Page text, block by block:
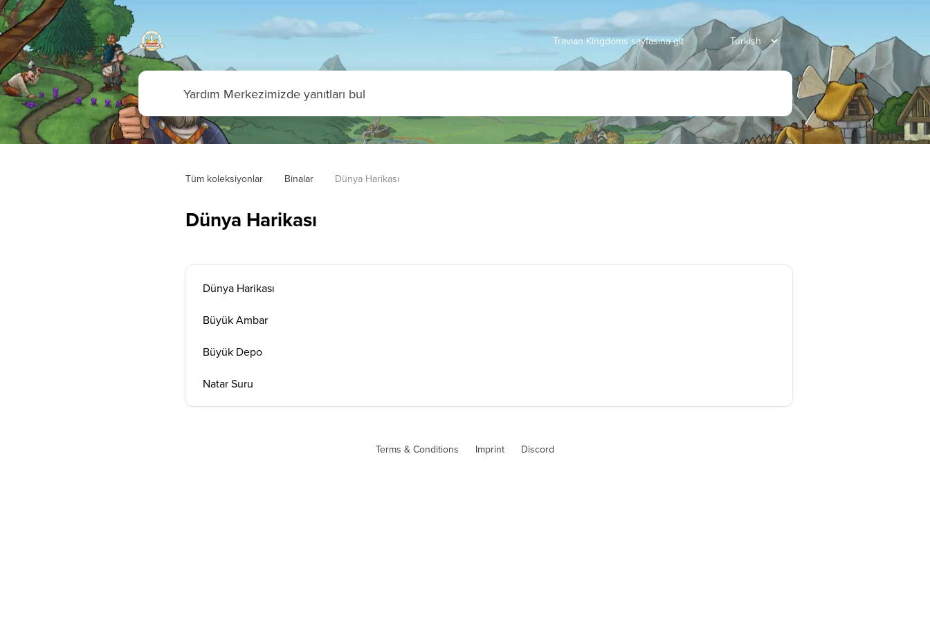
Travian Kingdoms sayfasına git
Tüm koleksiyonlar Binalar Dünya Harikası
Dünya Harikası
Dünya Harikası
Büyük Ambar
Büyük Depo
Natar Suru
Terms & Conditions Imprint Discord